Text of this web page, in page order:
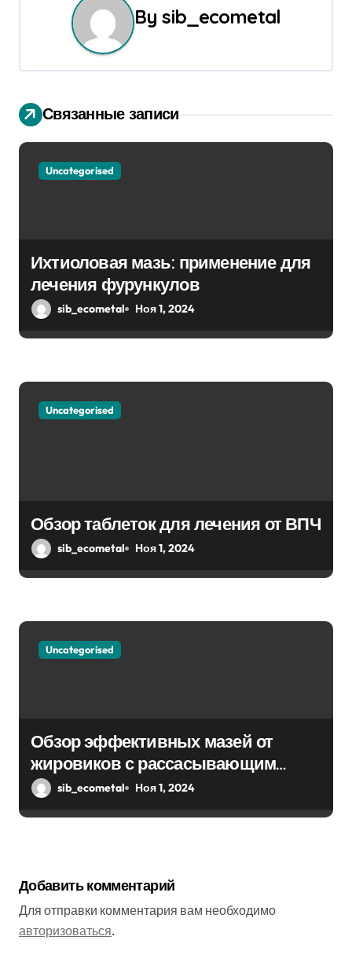
ц
и
я
п
п
и
я
Bysib_ecometal
Связанные записи
Uncategorised
Ихтиоловая мазь: применение для
лечения фурункулов
sib_ecometal Ноя 1, 2024
Uncategorised
Обзор таблеток для лечения от ВПЧ
sib_ecometal Ноя 1, 2024
Uncategorised
Обзор эффективных мазей от
жировиков с рассасывающим
эффектом
sib_ecometal Ноя 1, 2024
Добавить комментарий
Для отправки комментария вам необходимо
авторизоваться.